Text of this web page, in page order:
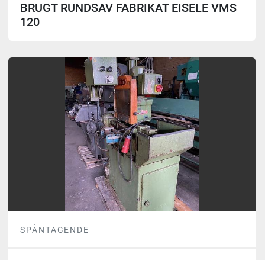
BRUGT RUNDSAV FABRIKAT EISELE VMS
120
SPÅNTAGENDE